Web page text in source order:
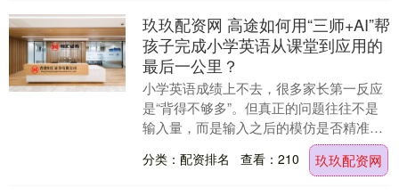
玖玖配资网 高途如何用“三师+AI”帮
孩子完成小学英语从课堂到应用的
最后一公里？
小学英语成绩上不去，很多家长第一反应
是“背得不够多”。但真正的问题往往不是
输入量，而是输入之后的模仿是否精准，
以及知识能否迁移到新场景。一个孩子能
背下一整篇课文....
分类：配资排名 查看：210 玖玖配资网